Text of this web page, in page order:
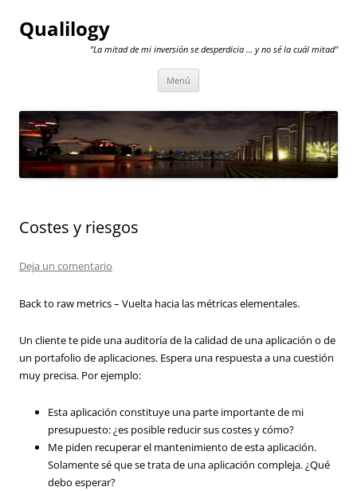
Qualilogy
"La mitad de mi inversión se desperdicia … y no sé la cuál mitad"
Menú
Costes y riesgos
Deja un comentario
Back to raw metrics – Vuelta hacia las métricas elementales.
Un cliente te pide una auditoría de la calidad de una aplicación o de
un portafolio de aplicaciones. Espera una respuesta a una cuestión
muy precisa. Por ejemplo:
Esta aplicación constituye una parte importante de mi
presupuesto: ¿es posible reducir sus costes y cómo?
Me piden recuperar el mantenimiento de esta aplicación.
Solamente sé que se trata de una aplicación compleja. ¿Qué
debo esperar?